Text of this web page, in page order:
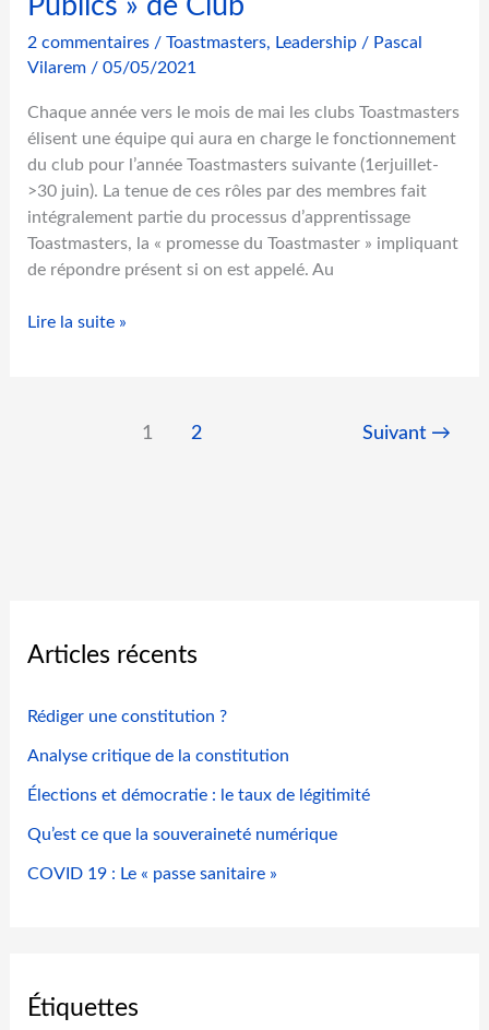
e
c
a
p
a
g
n
e
2 commentaires /Toastmasters, Leadership / Pascal
Vilarem /05/05/2021
Chaque année vers le mois de mai les clubs Toastmasters
élisent une équipe qui aura en charge le fonctionnement
du club pour l’année Toastmasters suivante (1erjuillet-
>30 juin). La tenue de ces rôles par des membres fait
intégralement partie du processus d’apprentissage
Toastmasters, la « promesse du Toastmaster » impliquant
de répondre présent si on est appelé. Au
L
x
P
R
l
a
s
Lire la suite »
1 2 Suivant →
Articles récents
Rédiger une constitution ?
Analyse critique de la constitution
Élections et démocratie : le taux de légitimité
Qu’est ce que la souveraineté numérique
COVID 19 : Le « passe sanitaire »
Étiquettes